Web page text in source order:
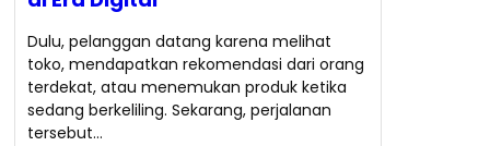
Dulu, pelanggan datang karena melihat
toko, mendapatkan rekomendasi dari orang
terdekat, atau menemukan produk ketika
sedang berkeliling. Sekarang, perjalanan
tersebut…